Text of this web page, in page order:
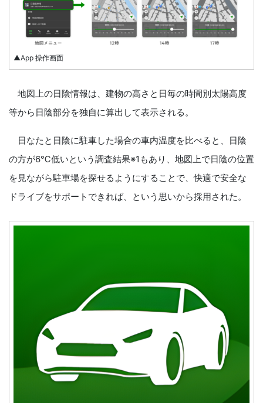
▲App 操作画面
地図上の日陰情報は、建物の高さと日毎の時間別太陽高度
等から日陰部分を独自に算出して表示される。
日なたと日陰に駐車した場合の車内温度を比べると、日陰
の方が6℃低いという調査結果※1もあり、地図上で日陰の位置
を見ながら駐車場を探せるようにすることで、快適で安全な
ドライブをサポートできれば、という思いから採用された。